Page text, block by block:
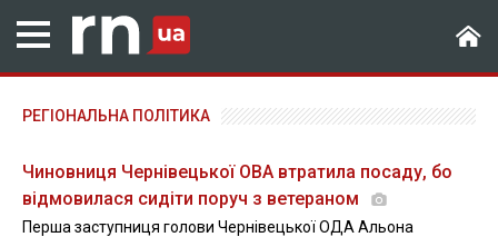
РЕГІОНАЛЬНА ПОЛІТИКА
Чиновниця Чернівецької ОВА втратила посаду, бо
відмовилася сидіти поруч з ветераном
Перша заступниця голови Чернівецької ОДА Альона